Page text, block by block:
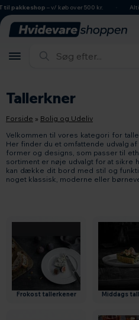
hovedindhold
søgning
navigation
indkøbskurv
– v/ køb over 500 kr. Altid seriøs
Tallerkner
Forside » Bolig og Udeliv
Velkommen til vores kategori for
Her finder du et omfattende udvalg
former og designs, som passer til
sortiment er nøje udvalgt for at sikre
kan dække dit bord med stil og
noget klassisk, moderne eller
frokost tallerkener middags